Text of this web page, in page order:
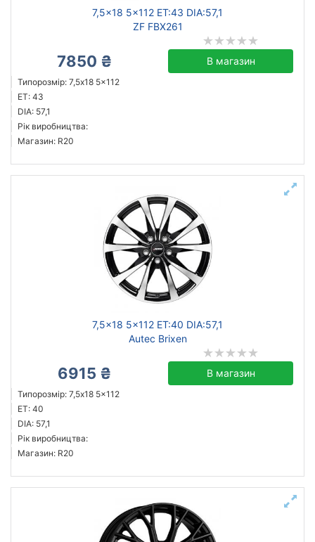
7,5x18 5x112 ET:43 DIA:57,1
ZF FBX261
7850 ₴ В магазин
Типорозмір: 7,5x18 5x112
ET: 43
DIA: 57,1
Рік виробництва:
Магазин: R20
7,5x18 5x112 ET:40 DIA:57,1
Autec Brixen
6915 ₴ В магазин
Типорозмір: 7,5x18 5x112
ET: 40
DIA: 57,1
Рік виробництва:
Магазин: R20